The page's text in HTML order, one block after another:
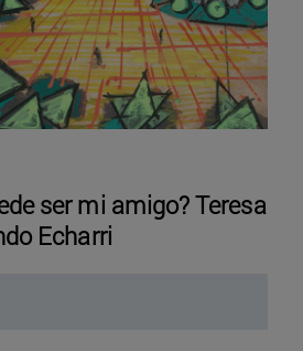
ser mi amigo? Teresa
Echarri